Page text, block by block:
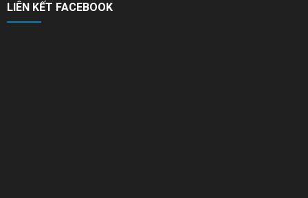
LIÊN KẾT FACEBOOK